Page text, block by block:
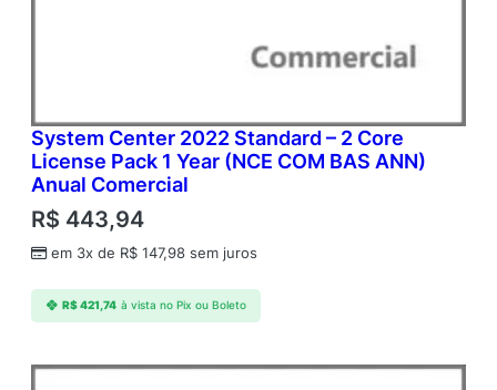
System Center 2022 Standard – 2 Core
License Pack 1 Year (NCE COM BAS ANN)
Anual Comercial
R$ 443,94
em 3x de R$ 147,98 sem juros
R$421,74 à vista no Pix ou Boleto